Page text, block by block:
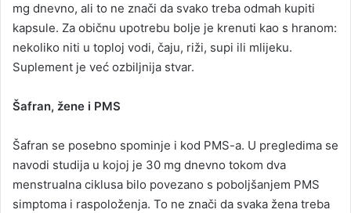
mg dnevno, ali to ne znači da svako treba odmah kupiti
kapsule. Za običnu upotrebu bolje je krenuti kao s hranom:
nekoliko niti u toploj vodi, čaju, riži, supi ili mlijeku.
Suplement je već ozbiljnija stvar.
Šafran, žene i PMS
Šafran se posebno spominje i kod PMS-a. U pregledima se
navodi studija u kojoj je 30 mg dnevno tokom dva
menstrualna ciklusa bilo povezano s poboljšanjem PMS
simptoma i raspoloženja. To ne znači da svaka žena treba